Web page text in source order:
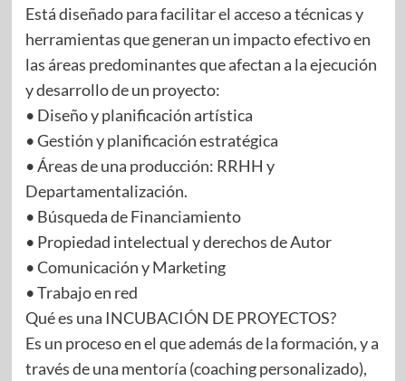
Está diseñado para facilitar el acceso a técnicas y
herramientas que generan un impacto efectivo en
las áreas predominantes que afectan a la ejecución
y desarrollo de un proyecto:
• Diseño y planificación artística
• Gestión y planificación estratégica
• Áreas de una producción: RRHH y
Departamentalización.
• Búsqueda de Financiamiento
• Propiedad intelectual y derechos de Autor
• Comunicación y Marketing
• Trabajo en red
Qué es una INCUBACIÓN DE PROYECTOS?
Es un proceso en el que además de la formación, y a
través de una mentoría (coaching personalizado),